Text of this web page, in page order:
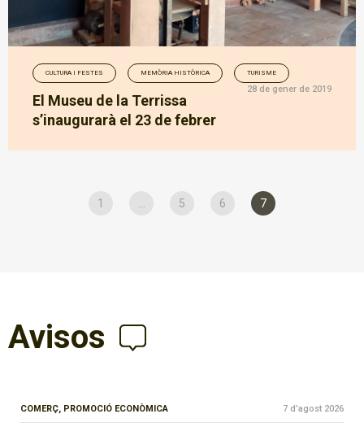
CULTURA I FESTES MEMÒRIA HISTÒRICA TURISME
28 de gener de 2019
El Museu de la Terrissa
s’inaugurarà el 23 de febrer
1 5 6 7
Avisos
COMERÇ, PROMOCIÓ ECONÒMICA 7 d’agost 2026